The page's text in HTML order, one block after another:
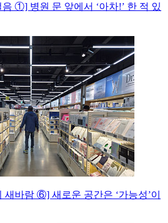
①] 병원 문 앞에서 ‘아차!’ 한 적 있
새바람 ⑥] 새로운 공간은 ‘가능성’이